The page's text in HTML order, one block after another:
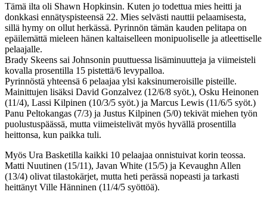
Tämä ilta oli Shawn Hopkinsin. Kuten jo todettua mies heitti ja
donkkasi ennätyspisteensä 22. Mies selvästi nauttii pelaamisesta,
sillä hymy on ollut herkässä. Pyrinnön tämän kauden pelitapa on
epäilemättä mieleen hänen kaltaiselleen monipuoliselle ja atleettiselle
pelaajalle.
Brady Skeens sai Johnsonin puuttuessa lisäminuutteja ja viimeisteli
kovalla prosentilla 15 pistettä/6 levypalloa.
Pyrinnöstä yhteensä 6 pelaajaa ylsi kaksinumeroisille pisteille.
Mainittujen lisäksi David Gonzalvez (12/6/8 syöt.), Osku Heinonen
(11/4), Lassi Kilpinen (10/3/5 syöt.) ja Marcus Lewis (11/6/5 syöt.)
Panu Peltokangas (7/3) ja Justus Kilpinen (5/0) tekivät miehen työn
puolustuspäässä, mutta viimeistelivät myös hyvällä prosentilla
heittonsa, kun paikka tuli.
Myös Ura Basketilla kaikki 10 pelaajaa onnistuivat korin teossa.
Matti Nuutinen (15/11), Javan White (15/5) ja Kevaughn Allen
(13/4) olivat tilastokärjet, mutta heti perässä nopeasti ja tarkasti
heittänyt Ville Hänninen (11/4/5 syöttöä).